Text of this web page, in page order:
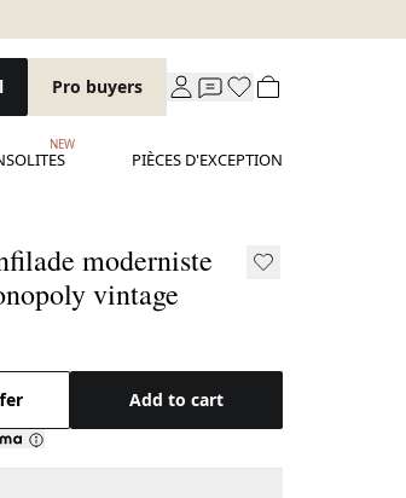
Pro buyers
NEW
PIÈCES D'EXCEPTION
moderniste
vintage
Add to cart